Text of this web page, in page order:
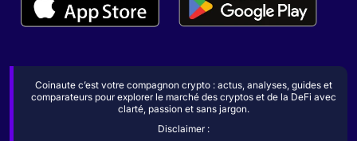
Coinaute c’est votre compagnon crypto : actus, analyses, guides et
comparateurs pour explorer le marché des cryptos et de la DeFi avec
clarté, passion et sans jargon.
Disclaimer :